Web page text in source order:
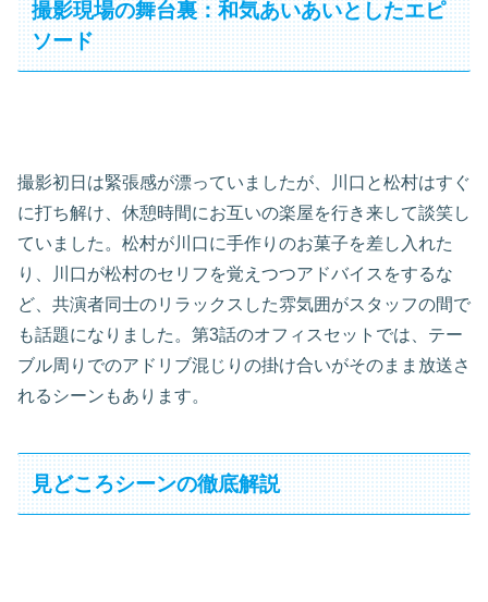
撮影現場の舞台裏：和気あいあいとしたエピ
ソード
撮影初日は緊張感が漂っていましたが、川口と松村はすぐ
に打ち解け、休憩時間にお互いの楽屋を行き来して談笑し
ていました。松村が川口に手作りのお菓子を差し入れた
り、川口が松村のセリフを覚えつつアドバイスをするな
ど、共演者同士のリラックスした雰気囲がスタッフの間で
も話題になりました。第3話のオフィスセットでは、テー
ブル周りでのアドリブ混じりの掛け合いがそのまま放送さ
れるシーンもあります。
見どころシーンの徹底解説